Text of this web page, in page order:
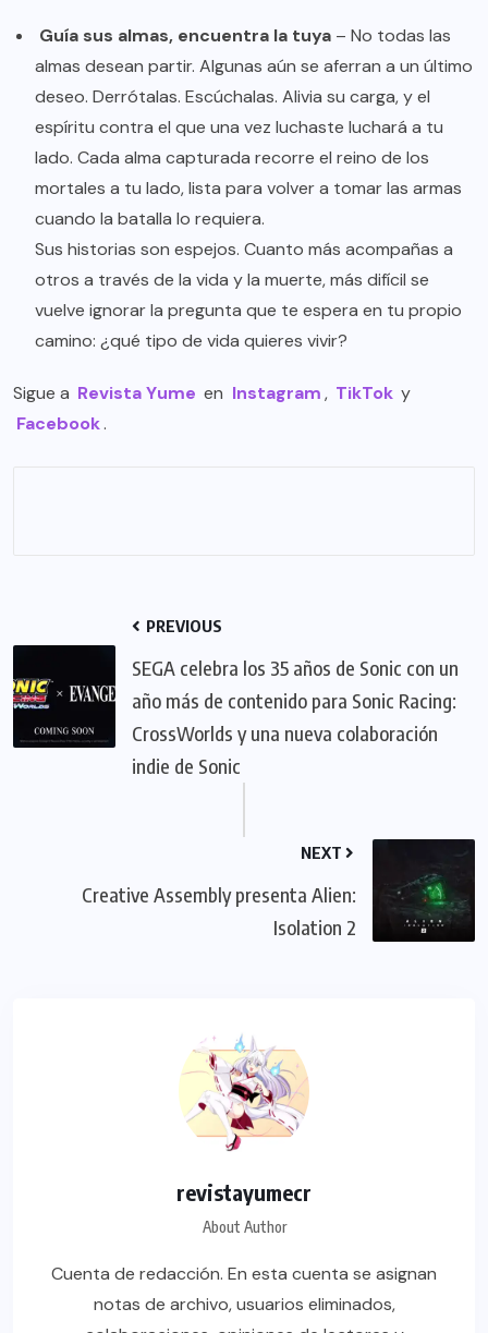
Guía sus almas, encuentra la tuya – No todas las
almas desean partir. Algunas aún se aferran a un último
deseo. Derrótalas. Escúchalas. Alivia su carga, y el
espíritu contra el que una vez luchaste luchará a tu
lado. Cada alma capturada recorre el reino de los
mortales a tu lado, lista para volver a tomar las armas
cuando la batalla lo requiera.
Sus historias son espejos. Cuanto más acompañas a
otros a través de la vida y la muerte, más difícil se
vuelve ignorar la pregunta que te espera en tu propio
camino: ¿qué tipo de vida quieres vivir?
Sigue a Revista Yume en Instagram, TikTok y
Facebook.
PREVIOUS
SEGA celebra los 35 años de Sonic con un
año más de contenido para Sonic Racing:
CrossWorlds y una nueva colaboración
indie de Sonic
NEXT
Creative Assembly presenta Alien:
Isolation 2
revistayumecr
About Author
Cuenta de redacción. En esta cuenta se asignan
notas de archivo, usuarios eliminados,